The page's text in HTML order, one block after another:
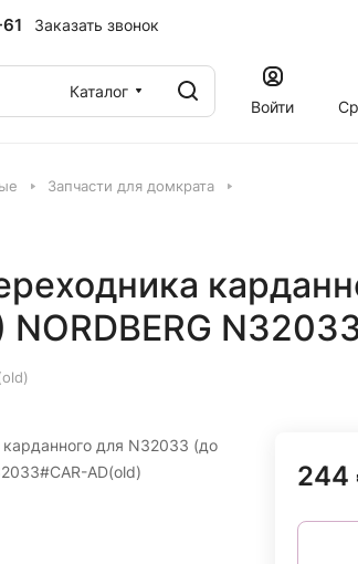
Заказать звонок
Каталог
Войти
Запчасти для домкрата
NORDBERG
карданного для N32033 (до
AD(old)
244